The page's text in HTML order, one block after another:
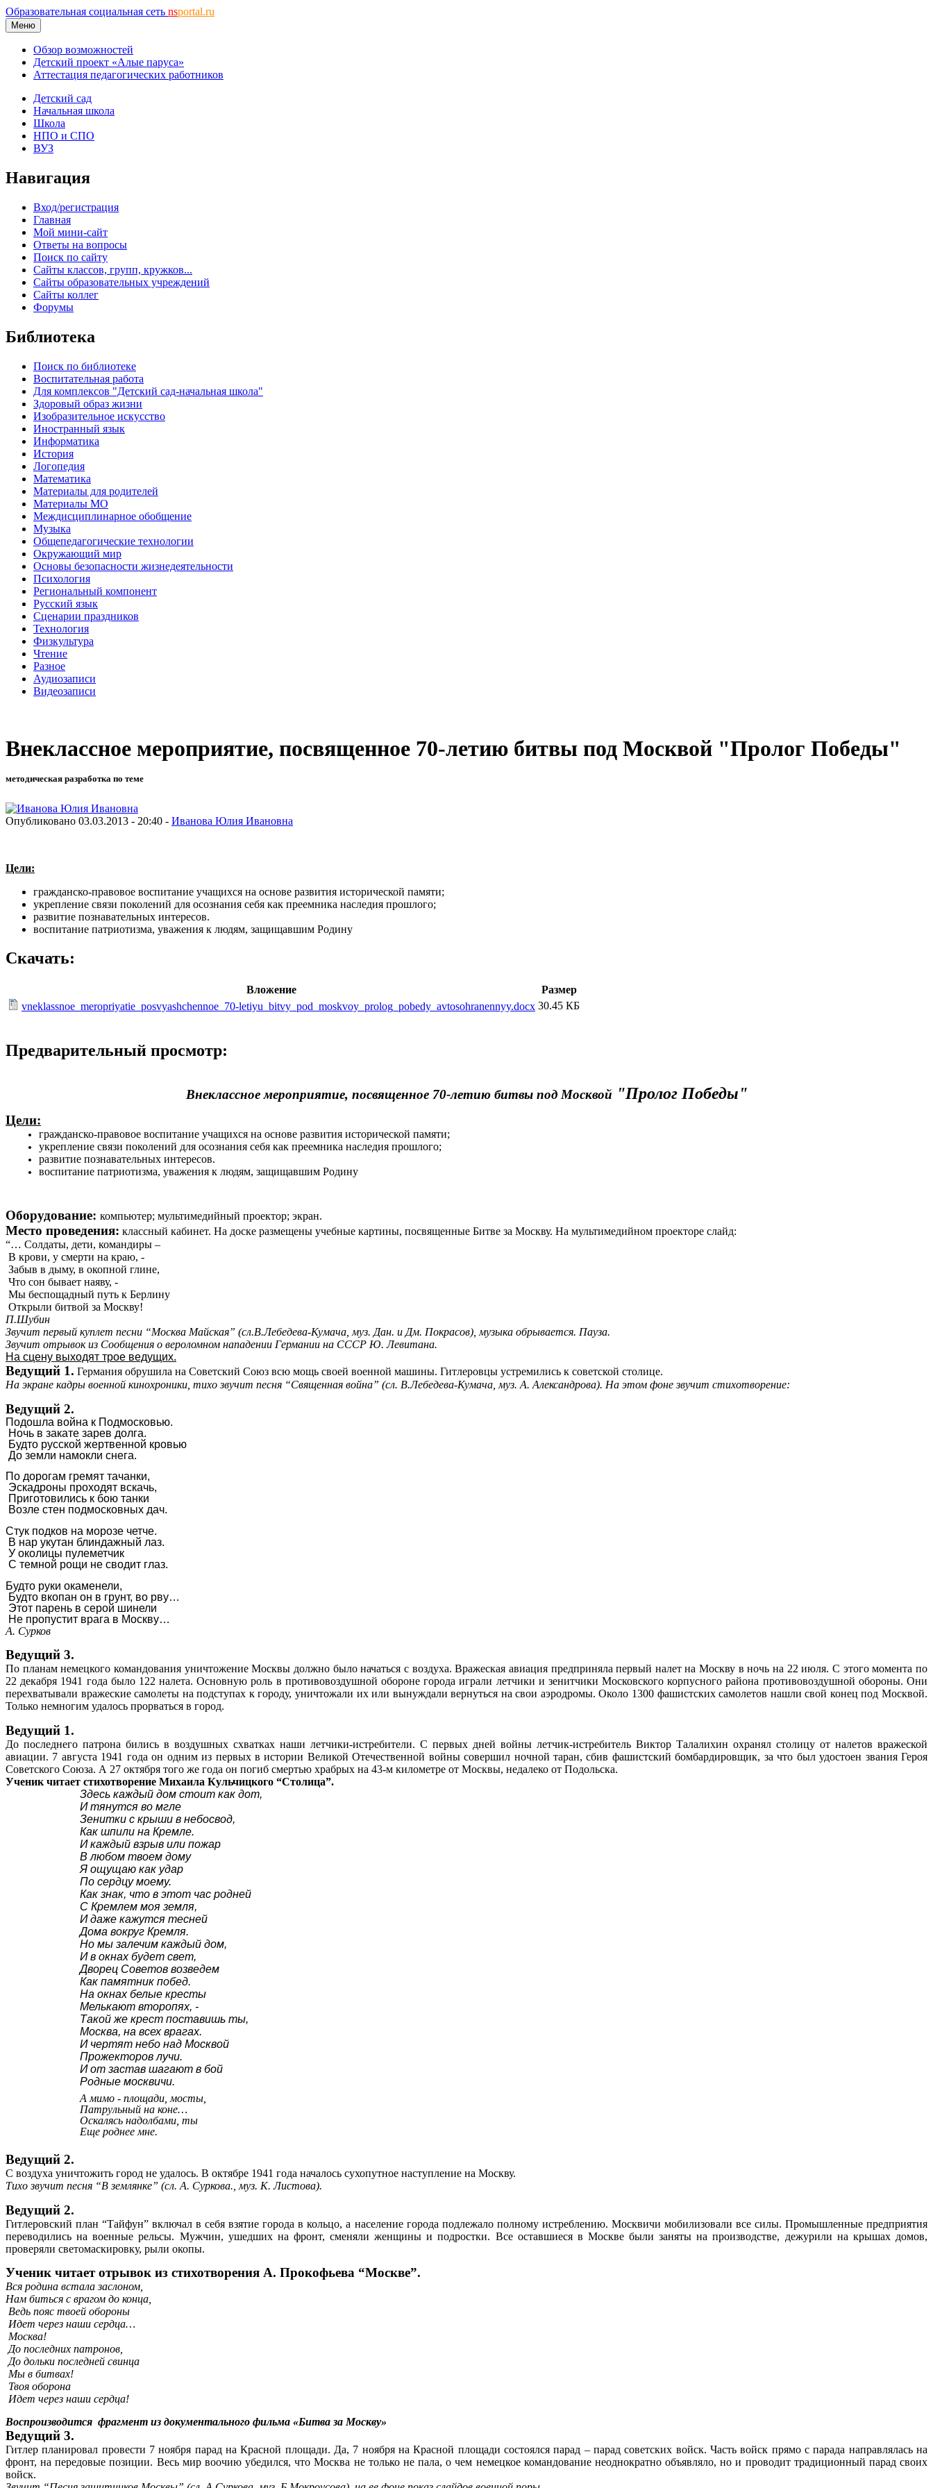
Образовательная социальная сеть nsportal.ru
Меню
Обзор возможностей
Детский проект «Алые паруса»
Аттестация педагогических работников
Детский сад
Начальная школа
Школа
НПО и СПО
ВУЗ
Навигация
Вход/регистрация
Главная
Мой мини-сайт
Ответы на вопросы
Поиск по сайту
Сайты классов, групп, кружков...
Сайты образовательных учреждений
Сайты коллег
Форумы
Библиотека
Поиск по библиотеке
Воспитательная работа
Для комплексов "Детский сад-начальная школа"
Здоровый образ жизни
Изобразительное искусство
Иностранный язык
Информатика
История
Логопедия
Математика
Материалы для родителей
Материалы МО
Междисциплинарное обобщение
Музыка
Общепедагогические технологии
Окружающий мир
Основы безопасности жизнедеятельности
Психология
Региональный компонент
Русский язык
Сценарии праздников
Технология
Физкультура
Чтение
Разное
Аудиозаписи
Видеозаписи
Внеклассное мероприятие, посвященное 70-летию битвы под Москвой "Пролог Победы"
методическая разработка по теме
Опубликовано 03.03.2013 - 20:40 - Иванова Юлия Ивановна
Цели:
гражданско-правовое воспитание учащихся на основе развития исторической памяти;
укрепление связи поколений для осознания себя как преемника наследия прошлого;
развитие познавательных интересов.
воспитание патриотизма, уважения к людям, защищавшим Родину
Скачать:
Вложение
Размер
vneklassnoe_meropriyatie_posvyashchennoe_70-letiyu_bitvy_pod_moskvoy_prolog_pobedy_avtosohranennyy.docx 30.45 КБ
Предварительный просмотр:
Внеклассное мероприятие, посвященное 70-летию битвы под Москвой "Пролог Победы"
Цели:
гражданско-правовое воспитание учащихся на основе развития исторической памяти;
укрепление связи поколений для осознания себя как преемника наследия прошлого;
развитие познавательных интересов.
воспитание патриотизма, уважения к людям, защищавшим Родину
Оборудование: компьютер; мультимедийный проектор; экран.
Место проведения: классный кабинет. На доске размещены учебные картины, посвященные Битве за Москву. На мультимедийном проекторе слайд:
“… Солдаты, дети, командиры –
В крови, у смерти на краю, -
Забыв в дыму, в окопной глине,
Что сон бывает наяву, -
Мы беспощадный путь к Берлину
Открыли битвой за Москву!
П.Шубин
Звучит первый куплет песни “Москва Майская” (сл.В.Лебедева-Кумача, муз. Дан. и Дм. Покрасов), музыка обрывается. Пауза.
Звучит отрывок из Сообщения о вероломном нападении Германии на СССР Ю. Левитана.
На сцену выходят трое ведущих.
Ведущий 1. Германия обрушила на Советский Союз всю мощь своей военной машины. Гитлеровцы устремились к советской столице.
На экране кадры военной кинохроники, тихо звучит песня “Священная война” (сл. В.Лебедева-Кумача, муз. А. Александрова). На этом фоне звучит стихотворение:
Ведущий 2.
Подошла война к Подмосковью.
Ночь в закате зарев долга.
Будто русской жертвенной кровью
До земли намокли снега.
По дорогам гремят тачанки,
Эскадроны проходят вскачь,
Приготовились к бою танки
Возле стен подмосковных дач.
Стук подков на морозе четче.
В нар укутан блиндажный лаз.
У околицы пулеметчик
С темной рощи не сводит глаз.
Будто руки окаменели,
Будто вкопан он в грунт, во рву…
Этот парень в серой шинели
Не пропустит врага в Москву…
А. Сурков
Ведущий 3.
По планам немецкого командования уничтожение Москвы должно было начаться с воздуха. Вражеская авиация предприняла первый налет на Москву в ночь на 22 июля. С этого момента по
22 декабря 1941 года было 122 налета. Основную роль в противовоздушной обороне города играли летчики и зенитчики Московского корпусного района противовоздушной обороны. Они
перехватывали вражеские самолеты на подступах к городу, уничтожали их или вынуждали вернуться на свои аэродромы. Около 1300 фашистских самолетов нашли свой конец под Москвой.
Только немногим удалось прорваться в город.
Ведущий 1.
До последнего патрона бились в воздушных схватках наши летчики-истребители. С первых дней войны летчик-истребитель Виктор Талалихин охранял столицу от налетов вражеской
авиации. 7 августа 1941 года он одним из первых в истории Великой Отечественной войны совершил ночной таран, сбив фашистский бомбардировщик, за что был удостоен звания Героя
Советского Союза. А 27 октября того же года он погиб смертью храбрых на 43-м километре от Москвы, недалеко от Подольска.
Ученик читает стихотворение Михаила Кульчицкого “Столица”.
Здесь каждый дом стоит как дот,
И тянутся во мгле
Зенитки с крыши в небосвод,
Как шпили на Кремле.
И каждый взрыв или пожар
В любом твоем дому
Я ощущаю как удар
По сердцу моему.
Как знак, что в этот час родней
С Кремлем моя земля,
И даже кажутся тесней
Дома вокруг Кремля.
Но мы залечим каждый дом,
И в окнах будет свет,
Дворец Советов возведем
Как памятник побед.
На окнах белые кресты
Мелькают второпях, -
Такой же крест поставишь ты,
Москва, на всех врагах.
И чертят небо над Москвой
Прожекторов лучи.
И от застав шагают в бой
Родные москвичи.
А мимо - площади, мосты,
Патрульный на коне…
Оскалясь надолбами, ты
Еще роднее мне.
Ведущий 2.
С воздуха уничтожить город не удалось. В октябре 1941 года началось сухопутное наступление на Москву.
Тихо звучит песня “В землянке” (сл. А. Суркова., муз. К. Листова).
Ведущий 2.
Гитлеровский план “Тайфун” включал в себя взятие города в кольцо, а население города подлежало полному истреблению. Москвичи мобилизовали все силы. Промышленные предприятия
переводились на военные рельсы. Мужчин, ушедших на фронт, сменяли женщины и подростки. Все оставшиеся в Москве были заняты на производстве, дежурили на крышах домов,
проверяли светомаскировку, рыли окопы.
Ученик читает отрывок из стихотворения А. Прокофьева “Москве”.
Вся родина встала заслоном,
Нам биться с врагом до конца,
Ведь пояс твоей обороны
Идет через наши сердца…
Москва!
До последних патронов,
До дольки последней свинца
Мы в битвах!
Твоя оборона
Идет через наши сердца!
Воспроизводится фрагмент из документального фильма «Битва за Москву»
Ведущий 3.
Гитлер планировал провести 7 ноября парад на Красной площади. Да, 7 ноября на Красной площади состоялся парад – парад советских войск. Часть войск прямо с парада направлялась на
фронт, на передовые позиции. Весь мир воочию убедился, что Москва не только не пала, о чем немецкое командование неоднократно объявляло, но и проводит традиционный парад своих
войск.